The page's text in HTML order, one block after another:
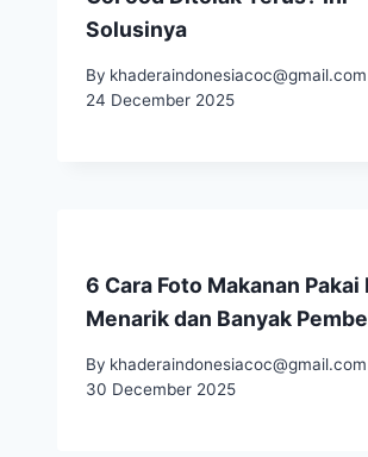
Solusinya
By khaderaindonesiacoc@gmail.com
24 December 2025
6 Cara Foto Makanan Pakai
Menarik dan Banyak
By khaderaindonesiacoc@gmail.com
30 December 2025